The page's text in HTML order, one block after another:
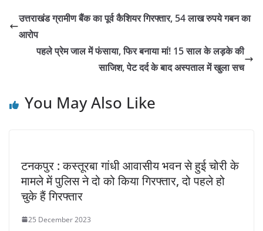
उत्तराखंड ग्रामीण बैंक का पूर्व कैशियर गिरफ्तार, 54 लाख रुपये गबन का
आरोप
पहले प्रेम जाल में फंसाया, फिर बनाया मां! 15 साल के लड़के की
साजिश, पेट दर्द के बाद अस्पताल में खुला सच
You May Also Like
टनकपुर : कस्तूरबा गांधी आवासीय भवन से हुई चोरी के
मामले में पुलिस ने दो को किया गिरफ्तार, दो पहले हो
चुके हैं गिरफ्तार
25 December 2023